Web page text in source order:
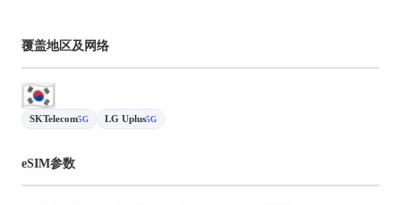
覆盖地区及网络
SKTelecom5G LG Uplus5G
eSIM参数